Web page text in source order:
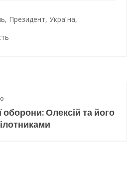
, Президент, Україна,
оборони: Олексій та його